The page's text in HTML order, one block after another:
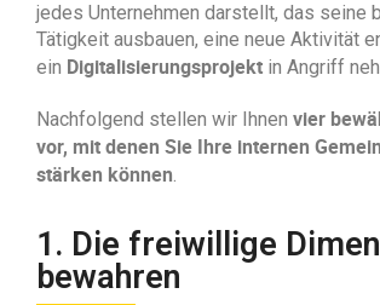
jedes Unternehmen darstellt, das seine
Tätigkeit ausbauen, eine neue Aktivität
ein Digitalisierungsprojekt in Angriff
Nachfolgend stellen wir Ihnen vier
vor, mit denen Sie Ihre internen
stärken können.
1. Die freiwillige
bewahren